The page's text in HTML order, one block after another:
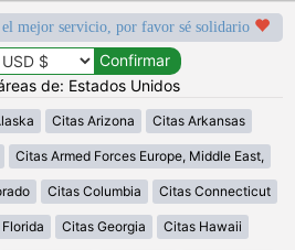
mejor servicio, por favor sé solidario
de: Estados Unidos
Citas Arizona Citas Arkansas
Citas Armed Forces Europe, Middle East,
Citas Columbia Citas Connecticut
Citas Georgia Citas Hawaii